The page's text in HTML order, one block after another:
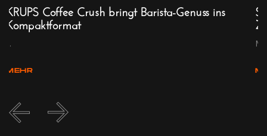
KRUPS Coffee Crush bringt Barista-Genuss ins
Kompaktformat
...
MEHR